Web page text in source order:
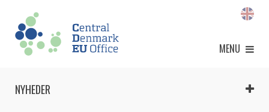
MENU
NYHEDER